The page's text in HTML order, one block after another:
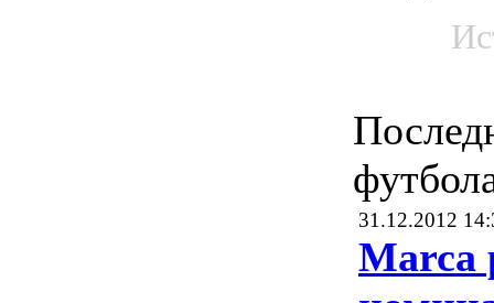
31.12.2012
Marca